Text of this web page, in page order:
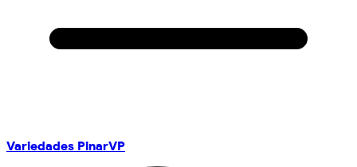
Variedades PinarVP